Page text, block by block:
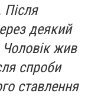
Після
деякий
Чоловік жив
спроби
ставлення